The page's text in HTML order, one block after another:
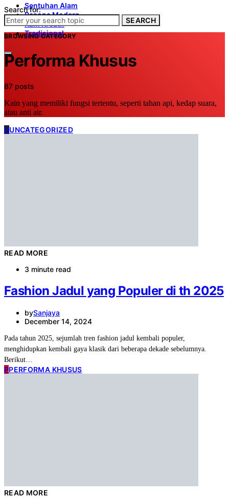
Sentuhan Alam
Pesona Modern
Kain Kreatif
Tradisional
Search for:
SEARCH
BROWSING CATEGORY
Performa Khusus
87 posts
Kain yang memiliki fungsi tertentu, seperti tahan api, kedap suara,
atau anti air.
UUNCATEGORIZED
READ MORE
3 minute read
Fashion Jadul yang Populer di th 2025
bySanjaya
December 14, 2024
Pada tahun 2025, sejumlah tren fashion jadul kembali populer,
menghidupkan kembali gaya klasik dari beberapa dekade sebelumnya.
Berikut…
PPERFORMA KHUSUS
READ MORE